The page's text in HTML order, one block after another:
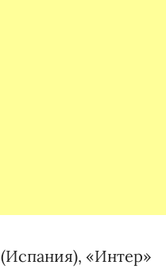
«Интер»